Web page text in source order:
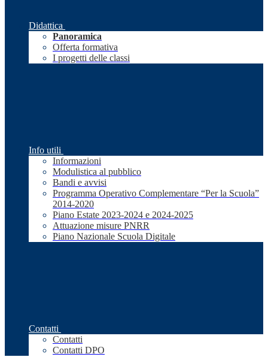
Didattica
Panoramica
Offerta formativa
I progetti delle classi
Info utili
Informazioni
Modulistica al pubblico
Bandi e avvisi
Programma Operativo Complementare “Per la Scuola”
2014-2020
Piano Estate 2023-2024 e 2024-2025
Attuazione misure PNRR
Piano Nazionale Scuola Digitale
Contatti
Contatti
Contatti DPO